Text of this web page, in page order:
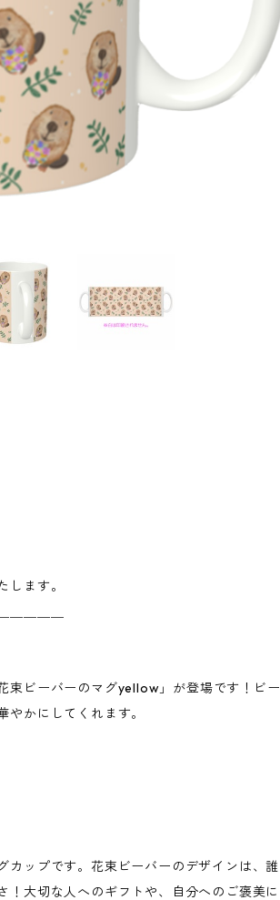
ます。
束ビーバーのマグyellow」が登場です！ビー
かにしてくれます。
カップです。花束ビーバーのデザインは、誰
！大切な人へのギフトや、自分へのご褒美に